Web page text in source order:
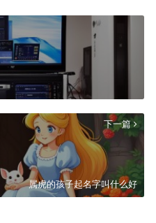
下一篇
属虎的孩子起名字叫什么好